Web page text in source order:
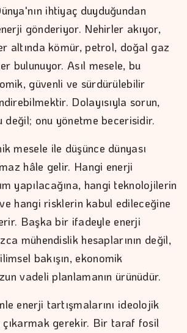
ihtiyaç duyduğundan
gönderiyor. Nehirler akıyor,
altında kömür, petrol, doğal gaz
bulunuyor. Asıl mesele, bu
güvenli ve sürdürülebilir
Dolayısıyla sorun,
değil; onu yönetme becerisidir.
mesele ile düşünce dünyası
hâle gelir. Hangi enerji
yapılacağına, hangi teknolojilerin
hangi risklerin kabul edileceğine
Başka bir ifadeyle enerji
mühendislik hesaplarının değil,
bakışın, ekonomik
vadeli planlamanın ürünüdür.
enerji tartışmalarını ideolojik
çıkarmak gerekir. Bir taraf fosil